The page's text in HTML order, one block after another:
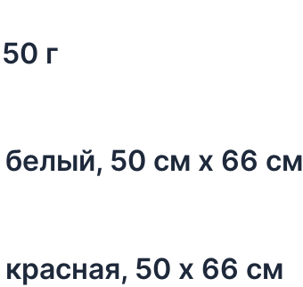
г
50 см х 66 см
50 х 66 см